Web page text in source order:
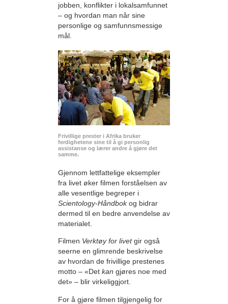
jobben, konflikter i lokalsamfunnet
– og hvordan man når sine
personlige og samfunnsmessige
mål.
Frivillige prester i Afrika bruker
ferdighetene sine til å gi personlig
assistanse og lærer andre å gjøre det
samme.
Gjennom lettfattelige eksempler
fra livet øker filmen forståelsen av
alle vesentlige begreper i
Scientology-Håndbokog bidrar
dermed til en bedre anvendelse av
materialet.
Filmen Verktøy for livetgir også
seerne en glimrende beskrivelse
av hvordan de frivillige prestenes
motto – «Det kan gjøres noe med
det» – blir virkeliggjort.
For å gjøre filmen tilgjengelig for